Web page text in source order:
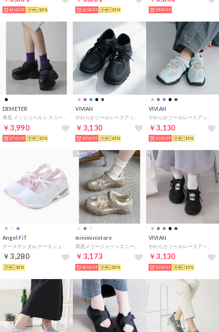
61%OFF 15% 61%OFF 15% 29%OFF
DEMETER
￥3,990
27%OFF 15%
VIVIAN
￥3,130
10%OFF 15%
VIVIAN
￥3,130
10%OFF 15%
Angel FiT
￥3,280
15%
miniministore
￥3,173
NEW
40%OFF 25%
VIVIAN
￥3,130
10%OFF 15%